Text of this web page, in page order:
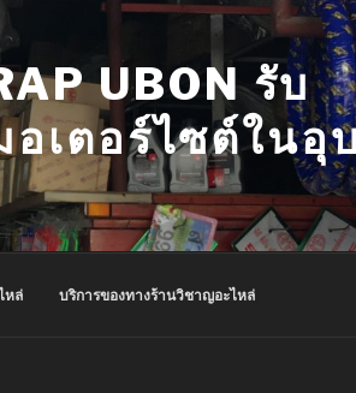
UBON รับ
เตอร์ไซต์ในอุ
หล่ บริการของทางร้านวิชาญอะไหล่